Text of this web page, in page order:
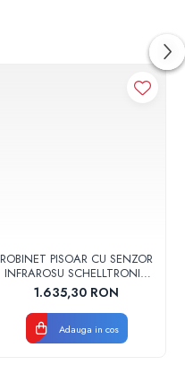
ROBINET PISOAR CU SENZOR
INFRAROSU SCHELLTRONIC
9 V AUTOMAT DN,15
011130699 SCHELL
1.635,30 RON
Adauga in cos